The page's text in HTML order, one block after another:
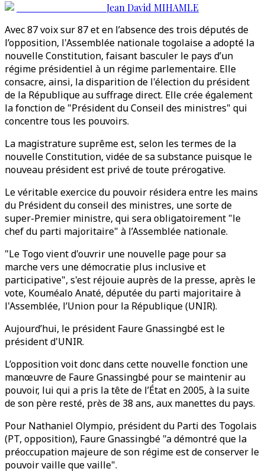
Jean David MIHAMLE
Avec 87 voix sur 87 et en l’absence des trois députés de
l’opposition, l'Assemblée nationale togolaise a adopté la
nouvelle Constitution, faisant basculer le pays d’un
régime présidentiel à un régime parlementaire. Elle
consacre, ainsi, la disparition de l'élection du président
de la République au suffrage direct. Elle crée également
la fonction de "Président du Conseil des ministres" qui
concentre tous les pouvoirs.
La magistrature suprême est, selon les termes de la
nouvelle Constitution, vidée de sa substance puisque le
nouveau président est privé de toute prérogative.
Le véritable exercice du pouvoir résidera entre les mains
du Président du conseil des ministres, une sorte de
super-Premier ministre, qui sera obligatoirement "le
chef du parti majoritaire" à l’Assemblée nationale.
"Le Togo vient d'ouvrir une nouvelle page pour sa
marche vers une démocratie plus inclusive et
participative", s'est réjouie auprès de la presse, après le
vote, Kouméalo Anaté, députée du parti majoritaire à
l'Assemblée, l’Union pour la République (UNIR).
Aujourd’hui, le président Faure Gnassingbé est le
président d'UNIR.
L’opposition voit donc dans cette nouvelle fonction une
manœuvre de Faure Gnassingbé pour se maintenir au
pouvoir, lui qui a pris la tête de l’État en 2005, à la suite
de son père resté, près de 38 ans, aux manettes du pays.
Pour Nathaniel Olympio, président du Parti des Togolais
(PT, opposition), Faure Gnassingbé "a démontré que la
préoccupation majeure de son régime est de conserver le
pouvoir vaille que vaille".